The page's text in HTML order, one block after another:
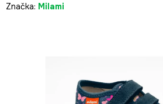
hodnocení
Značka: Milami